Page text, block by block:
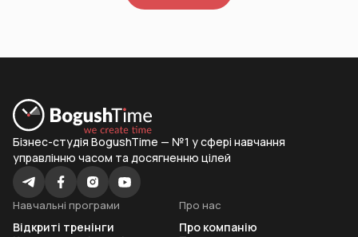
Бізнес-студія BogushTime — №1 у сфері навчання
управлінню часом та досягненню цілей
Навчальні програми
Відкриті тренінги
Про нас
Про компанію